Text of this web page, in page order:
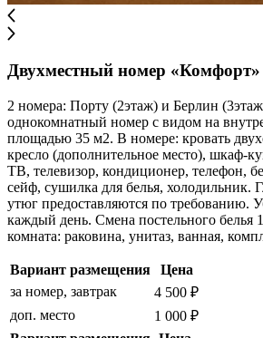
Двухместный номер «Комфорт»
2 номера: Порту (2этаж) и Берлин
однокомнатный номер с видом на
площадью 35 м2. В номере: кровать
кресло (дополнительное место), шкаф-
ТВ, телевизор, кондиционер, телефон,
сейф, сушилка для белья, холодильник.
утюг предоставляются по требованию.
каждый день. Смена постельного белья
комната: раковина, унитаз, ванная,
Вариант размещения
Цена
за номер, завтрак
4 500 ₽
доп. место
1 000 ₽